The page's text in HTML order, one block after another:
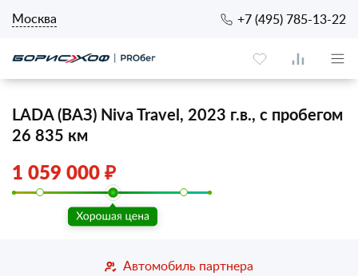
Москва +7 (495) 785-13-22
LADA (ВАЗ) Niva Travel, 2023 г.в., с пробегом
26 835 км
1 059 000 ₽
Автомобиль партнера